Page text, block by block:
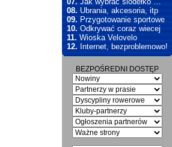
08.Ubrania, akcesoria, itp
09.Przygotowanie sportowe
10.Odkrywać coraz wiecej
11.Wioska Velovelo
12.Internet, bezproblemowo!
BEZPOŚREDNI DOSTĘP